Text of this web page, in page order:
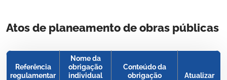
Atos de planeamento de obras públicas
Referência
regulamentar
Nome da
obrigação
individual
Conteúdo da
obrigação
Atualizar